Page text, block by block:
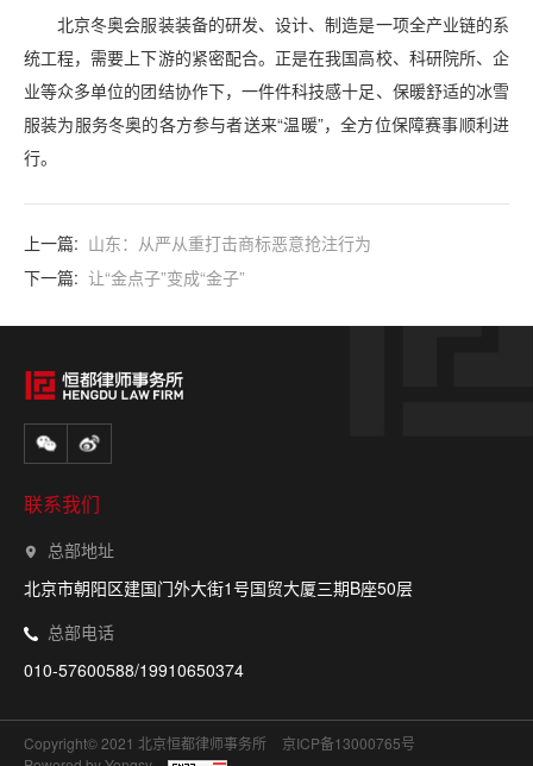
北京冬奥会服装装备的研发、设计、制造是一项全产业链的系
统工程，需要上下游的紧密配合。正是在我国高校、科研院所、企
业等众多单位的团结协作下，一件件科技感十足、保暖舒适的冰雪
服装为服务冬奥的各方参与者送来“温暖”，全方位保障赛事顺利进
行。
上一篇: 山东：从严从重打击商标恶意抢注行为
下一篇: 让“金点子”变成“金子”
联系我们
总部地址
北京市朝阳区建国门外大街1号国贸大厦三期B座50层
总部电话
010-57600588/19910650374
Copyright© 2021 北京恒都律师事务所
京ICP备13000765号